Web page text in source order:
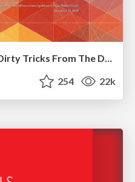
Responsive Adventures: Dirty Tricks From The Dark Corners of Front-End
254 22k